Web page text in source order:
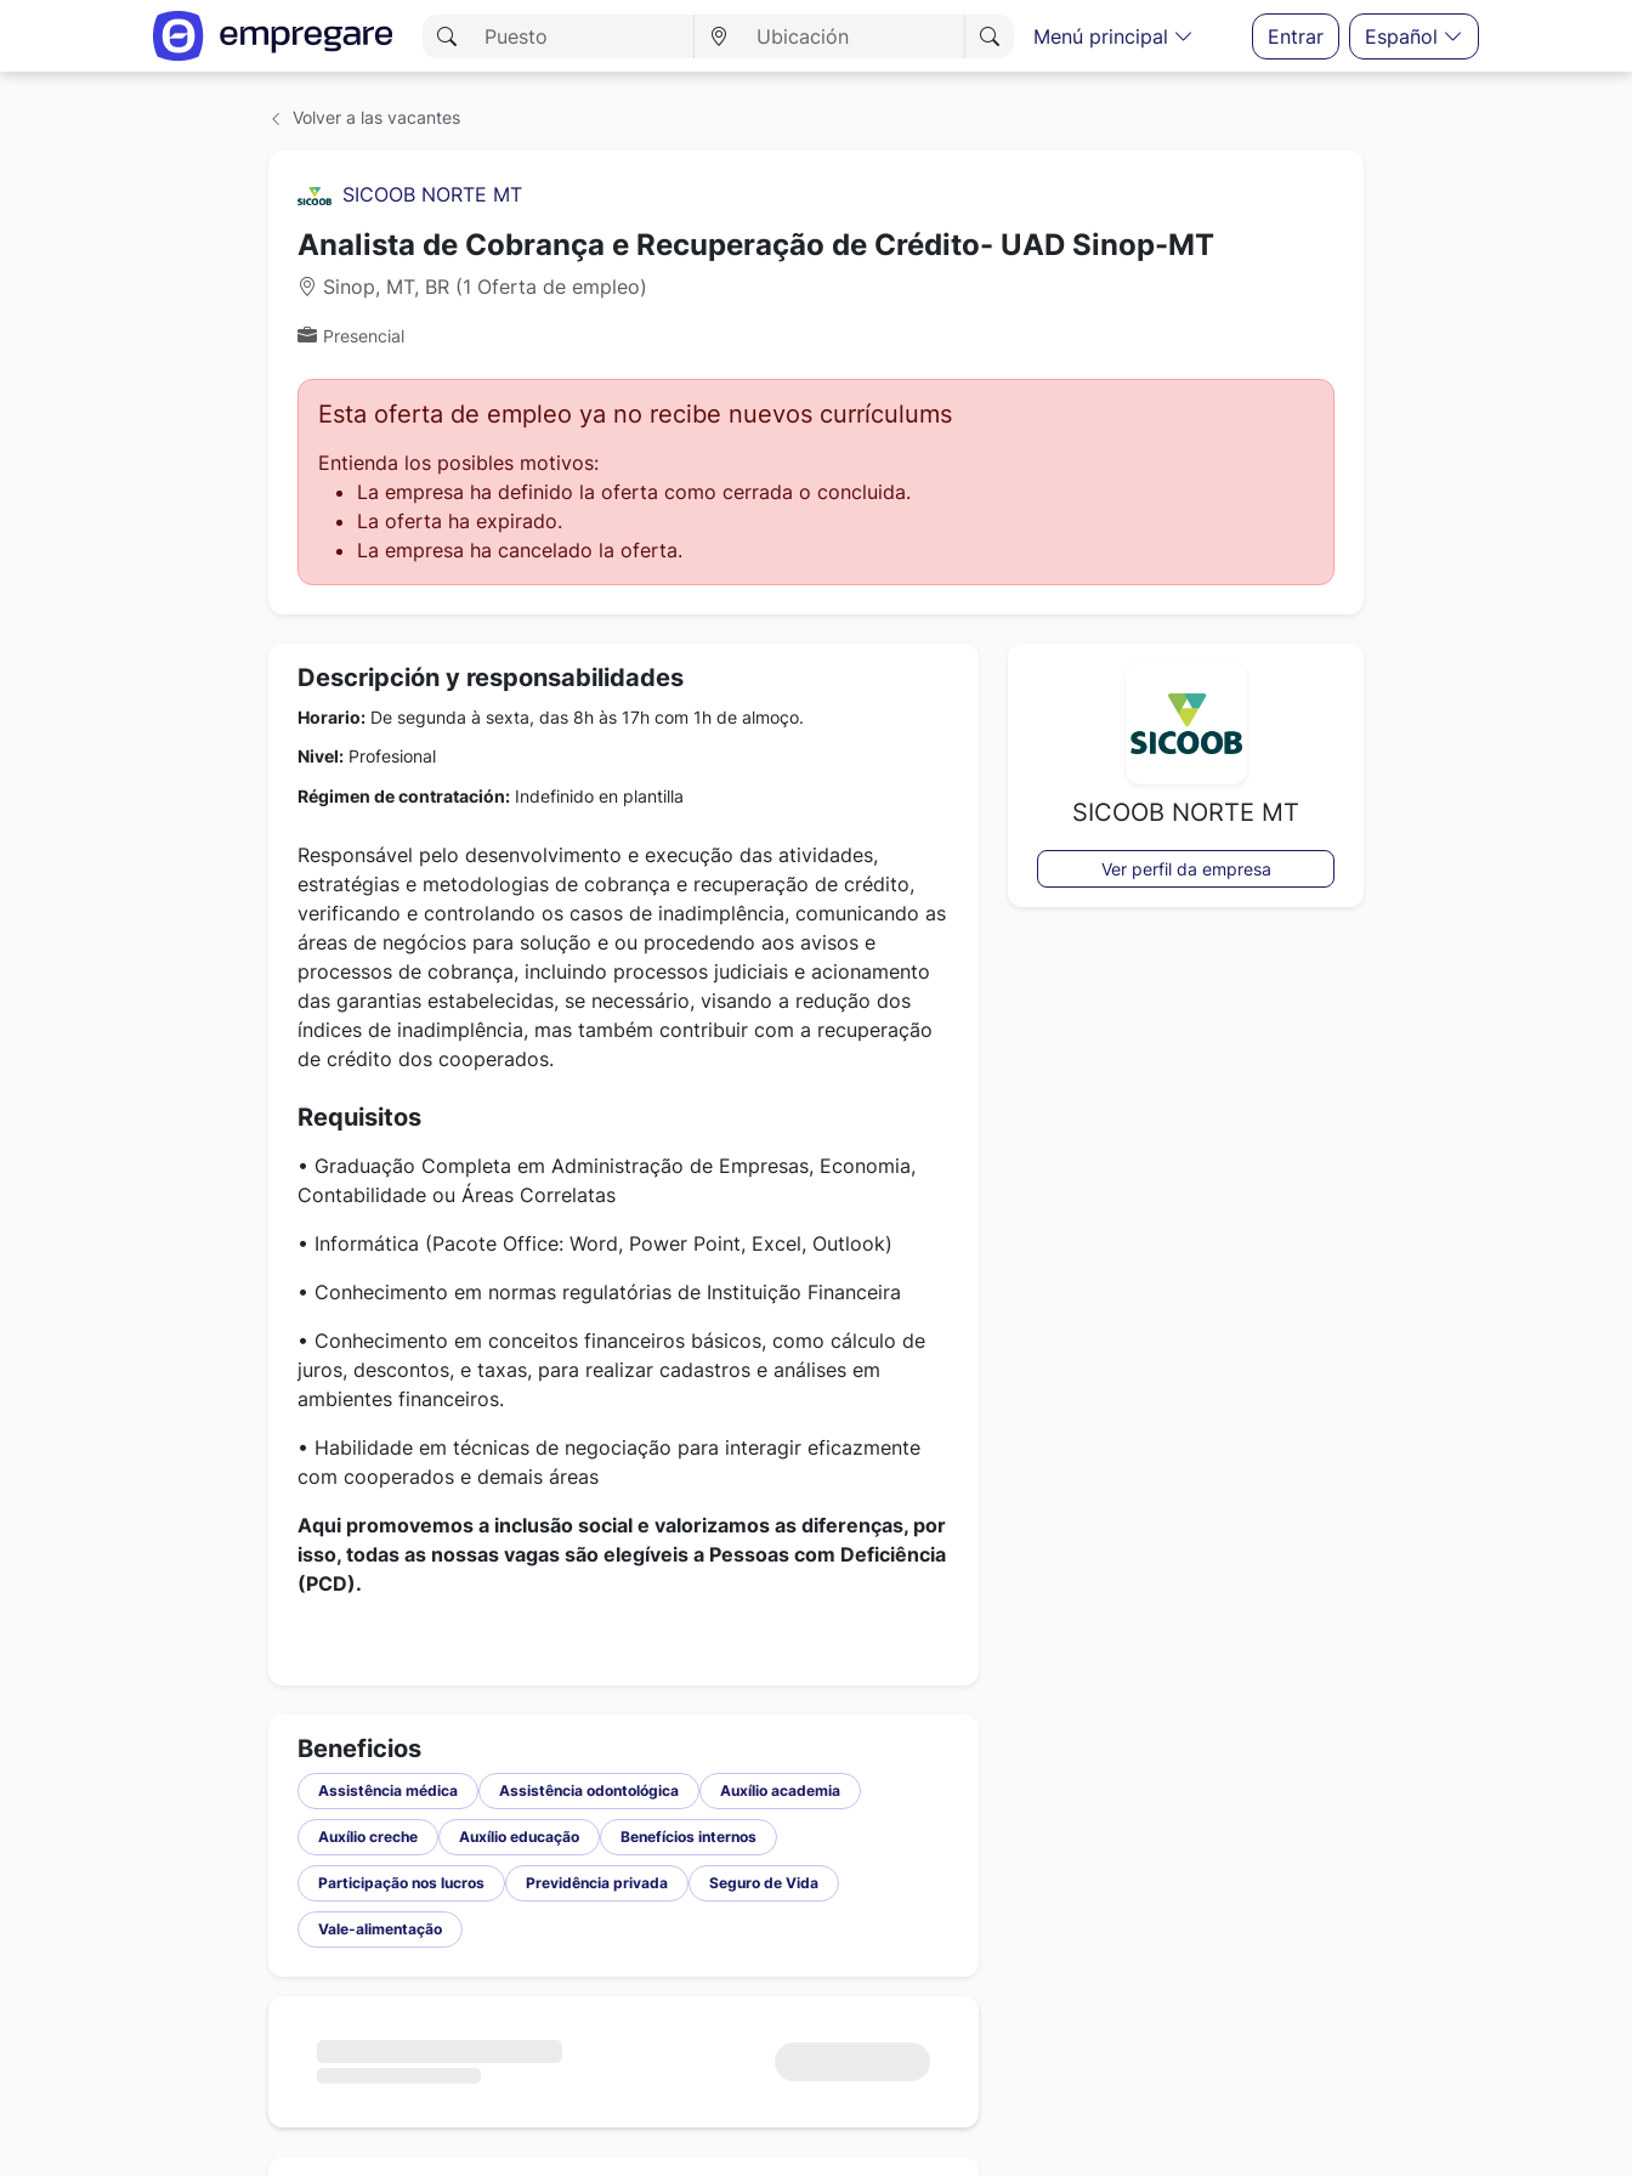
Menú principal Entrar Español
Volver a las vacantes
SICOOB NORTE MT
Analista de Cobrança e Recuperação de Crédito- UAD Sinop-MT
Sinop, MT, BR (1 Oferta de empleo)
Presencial
Esta oferta de empleo ya no recibe nuevos currículums
Entienda los posibles motivos:
La empresa ha definido la oferta como cerrada o concluida.
La oferta ha expirado.
La empresa ha cancelado la oferta.
Descripción y responsabilidades
Horario: De segunda à sexta, das 8h às 17h com 1h de almoço.
Nivel: Profesional
Régimen de contratación: Indefinido en plantilla
Responsável pelo desenvolvimento e execução das atividades,
estratégias e metodologias de cobrança e recuperação de crédito,
verificando e controlando os casos de inadimplência, comunicando as
áreas de negócios para solução e ou procedendo aos avisos e
processos de cobrança, incluindo processos judiciais e acionamento
das garantias estabelecidas, se necessário, visando a redução dos
índices de inadimplência, mas também contribuir com a recuperação
de crédito dos cooperados.
Requisitos
• Graduação Completa em Administração de Empresas, Economia,
Contabilidade ou Áreas Correlatas
• Informática (Pacote Office: Word, Power Point, Excel, Outlook)
• Conhecimento em normas regulatórias de Instituição Financeira
• Conhecimento em conceitos financeiros básicos, como cálculo de
juros, descontos, e taxas, para realizar cadastros e análises em
ambientes financeiros.
• Habilidade em técnicas de negociação para interagir eficazmente
com cooperados e demais áreas
Aqui promovemos a inclusão social e valorizamos as diferenças, por
isso, todas as nossas vagas são elegíveis a Pessoas com Deficiência
(PCD).
Beneficios
Assistência médica Assistência odontológica Auxílio academia
Auxílio creche Auxílio educação Benefícios internos
Participação nos lucros Previdência privada Seguro de Vida
Vale-alimentação
SICOOB NORTE MT
Ver perfil da empresa